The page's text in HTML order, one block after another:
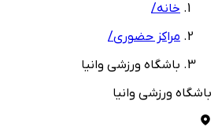
خانه/
مراکز حضوری/
باشگاه ورزشی وانیا
باشگاه ورزشی وانیا